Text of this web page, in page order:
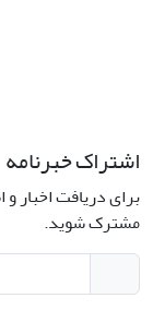
اشتراک خبرنامه
برای دریافت اخبار
مشترک شوید.